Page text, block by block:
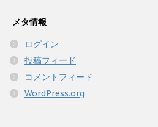
メタ情報
ログイン
投稿フィード
コメントフィード
WordPress.org